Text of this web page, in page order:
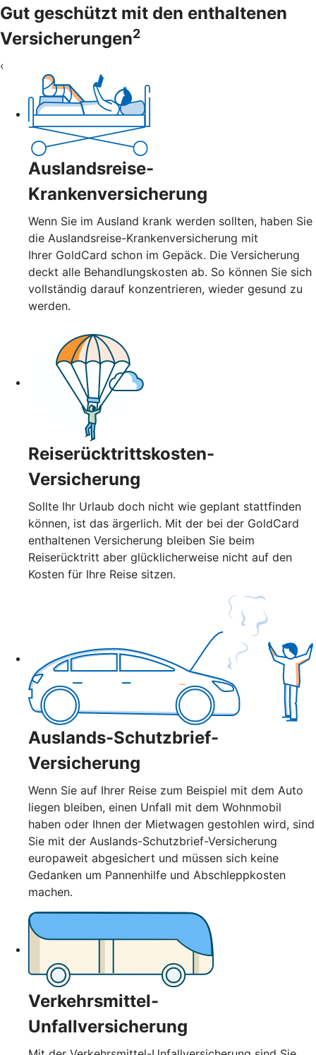
Gut geschützt mit den enthaltenen
Versicherungen2
‹
Auslandsreise-
Krankenversicherung
Wenn Sie im Ausland krank werden sollten, haben Sie
die Auslandsreise-Krankenversicherung mit
Ihrer GoldCard schon im Gepäck. Die Versicherung
deckt alle Behandlungskosten ab. So können Sie sich
vollständig darauf konzentrieren, wieder gesund zu
werden.
Reiserücktrittskosten-
Versicherung
Sollte Ihr Urlaub doch nicht wie geplant stattfinden
können, ist das ärgerlich. Mit der bei der GoldCard
enthaltenen Versicherung bleiben Sie beim
Reiserücktritt aber glücklicherweise nicht auf den
Kosten für Ihre Reise sitzen.
Auslands-Schutzbrief-
Versicherung
Wenn Sie auf Ihrer Reise zum Beispiel mit dem Auto
liegen bleiben, einen Unfall mit dem Wohnmobil
haben oder Ihnen der Mietwagen gestohlen wird, sind
Sie mit der Auslands-Schutzbrief-Versicherung
europaweit abgesichert und müssen sich keine
Gedanken um Pannenhilfe und Abschleppkosten
machen.
Verkehrsmittel-
Unfallversicherung